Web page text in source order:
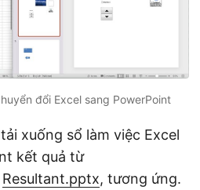
đổi Excel sang PowerPoint
xuống sổ làm việc Excel
kết quả từ
Resultant.pptx, tương ứng.